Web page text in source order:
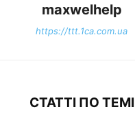
maxwelhelp
https://ttt.1ca.com.ua
СТАТТІ ПО ТЕМІ